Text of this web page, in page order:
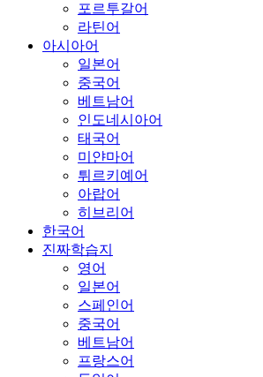
포르투갈어
라틴어
아시아어
일본어
중국어
베트남어
인도네시아어
태국어
미얀마어
튀르키예어
아랍어
히브리어
한국어
진짜학습지
영어
일본어
스페인어
중국어
베트남어
프랑스어